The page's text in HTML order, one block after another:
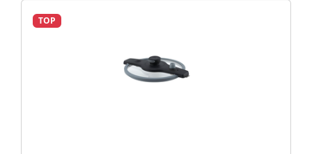
TOP